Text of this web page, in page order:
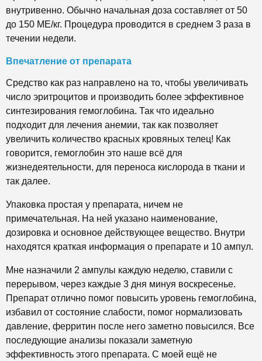
внутривенно. Обычно начальная доза составляет от 50
до 150 МЕ/кг. Процедура проводится в среднем 3 раза в
течении недели.
Впечатление от препарата
Средство как раз направлено на то, чтобы увеличивать
число эритроцитов и производить более эффективное
синтезирования гемоглобина. Так что идеально
подходит для лечения анемии, так как позволяет
увеличить количество красных кровяных телец! Как
говорится, гемоглобин это наше всё для
жизнедеятельности, для переноса кислорода в ткани и
так далее.
Упаковка простая у препарата, ничем не
примечательная. На ней указано наименование,
дозировка и основное действующее вещество. Внутри
находятся краткая информация о препарате и 10 ампул.
Мне назначили 2 ампулы каждую неделю, ставили с
перерывом, через каждые 3 дня минуя воскресенье.
Препарат отлично помог повысить уровень гемоглобина,
избавил от состояние слабости, помог нормализовать
давление, ферритин после него заметно повысился. Все
последующие анализы показали заметную
эффективность этого препарата. С моей ещё не